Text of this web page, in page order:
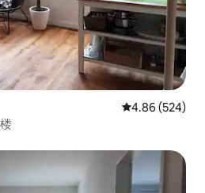
平均评分 4.86
4.86 (524)